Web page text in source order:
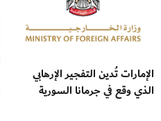
الإمارات تُدين التفجير الإرهابي
الذي وقع في جرمانا السورية